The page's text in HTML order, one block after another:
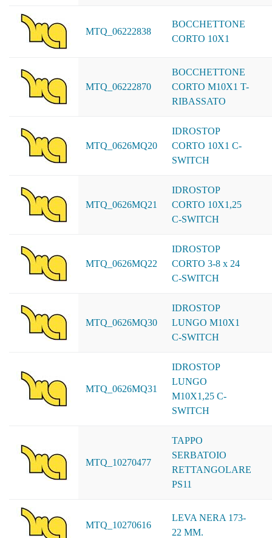
MTQ_06222838
BOCCHETTONE
CORTO 10X1
MTQ_06222870
BOCCHETTONE
CORTO M10X1 T-
RIBASSATO
MTQ_0626MQ20
IDROSTOP
CORTO 10X1 C-
SWITCH
MTQ_0626MQ21
IDROSTOP
CORTO 10X1,25
C-SWITCH
MTQ_0626MQ22
IDROSTOP
CORTO 3-8 x 24
C-SWITCH
MTQ_0626MQ30
IDROSTOP
LUNGO M10X1
C-SWITCH
MTQ_0626MQ31
IDROSTOP
LUNGO
M10X1,25 C-
SWITCH
MTQ_10270477
TAPPO
SERBATOIO
RETTANGOLARE
PS11
MTQ_10270616
LEVA NERA 173-
22 MM.